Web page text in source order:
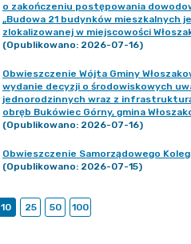
o zakończeniu postępowania
„Budowa 21 budynków
zlokalizowanej w miejscowości
(Opublikowano: 2026-07-16)
Obwieszczenie Wójta Gminy
wydanie decyzji o środowiskowych
jednorodzinnych wraz z infrastrukturą
obręb Bukówiec Górny, gmina
(Opublikowano: 2026-07-16)
Obwieszczenie Samorządowego
(Opublikowano: 2026-07-15)
10 25 50 100